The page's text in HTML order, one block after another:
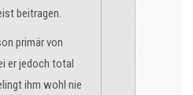
beitragen.
primär von
er jedoch total
ihm wohl nie